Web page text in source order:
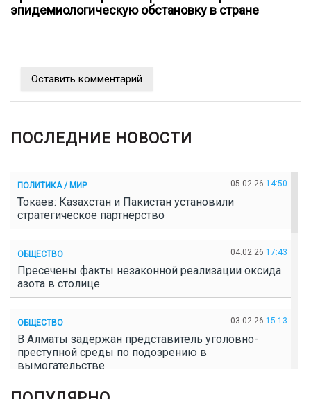
эпидемиологическую обстановку в стране
Оставить комментарий
ПОСЛЕДНИЕ НОВОСТИ
ПОЛИТИКА / МИР 05.02.26 14:50
Токаев: Казахстан и Пакистан установили
стратегическое партнерство
ОБЩЕСТВО 04.02.26 17:43
Пресечены факты незаконной реализации оксида
азота в столице
ОБЩЕСТВО 03.02.26 15:13
В Алматы задержан представитель уголовно-
преступной среды по подозрению в
вымогательстве